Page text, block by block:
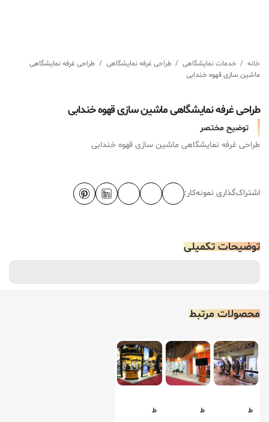
خانه / خدمات نمایشگاهی / طراحی غرفه نمایشگاهی / طراحی غرفه نمایشگاهی
ماشین سازی قهوه خندابی
توضیح مختصر
طراحی غرفه نمایشگاهی ماشین سازی قهوه خندابی
طراحی غرفه نمایشگاهی ماشین سازی قهوه خندابی
اشتراک‌گذاری نمونه‌کار:
توضیحات تکمیلی
محصولات مرتبط
ط
ط
ط